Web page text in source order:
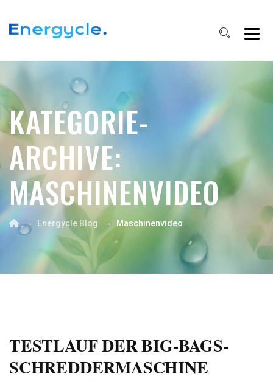
KATEGORIE-
ARCHIVE:
MASCHINENVIDEO
→ Energycle Blog → Maschinenvideo
TESTLAUF DER BIG-BAGS-
SCHREDDERMASCHINE